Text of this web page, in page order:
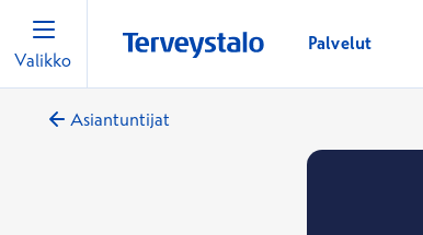
Valikko
Palvelut
Asiantuntijat